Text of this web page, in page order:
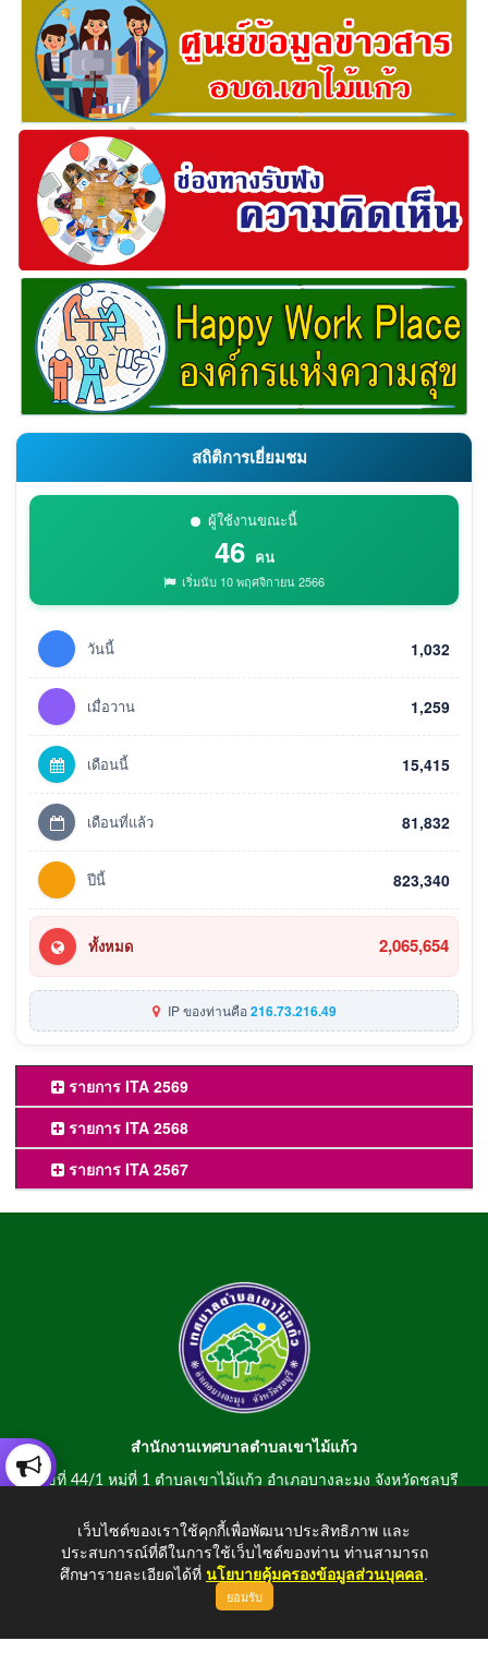
สถิติการเยี่ยมชม
ผู้ใช้งานขณะนี้
46 คน
เริ่มนับ 10 พฤศจิกายน 2566
วันนี้ 1,032
เมื่อวาน 1,259
เดือนนี้ 15,415
เดือนที่แล้ว 81,832
ปีนี้ 823,340
ทั้งหมด 2,065,654
IP ของท่านคือ216.73.216.49
รายการ ITA 2569
รายการ ITA 2568
รายการ ITA 2567
สำนักงานเทศบาลตำบลเขาไม้แก้ว
เลขที่ 44/1 หมู่ที่ 1 ตำบลเขาไม้แก้ว อำเภอบางละมุง จังหวัดชลบุรี
สอบถามข้อมูลโทรศัพท์/โทรสาร 0-3807-2634-5
E-mail : saraban@khaomaikaew.go.th
เว็บไซต์ของเราใช้คุกกี้เพื่อพัฒนาประสิทธิภาพ และ
ประสบการณ์ที่ดีในการใช้เว็บไซต์ของท่าน ท่านสามารถ
ศึกษารายละเอียดได้ที่ นโยบายคุ้มครองข้อมูลส่วนบุคคล.
ยอมรับ